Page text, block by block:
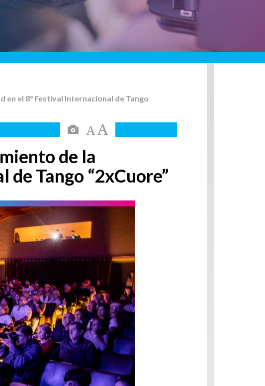
el 8° Festival Internacional de Tango
de la
Tango “2xCuore”